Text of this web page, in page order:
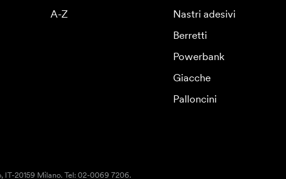
A-Z
Nastri adesivi
Berretti
Powerbank
Giacche
Palloncini
IT-20159 Milano. Tel: 02-0069 7206.